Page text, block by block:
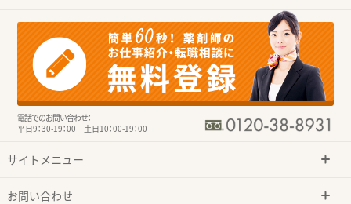
電話でのお問い合わせ：
平日9：30-19：00 土日10：00-19：00
サイトメニュー
お問い合わせ